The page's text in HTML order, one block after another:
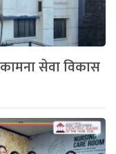
सेवा विकास